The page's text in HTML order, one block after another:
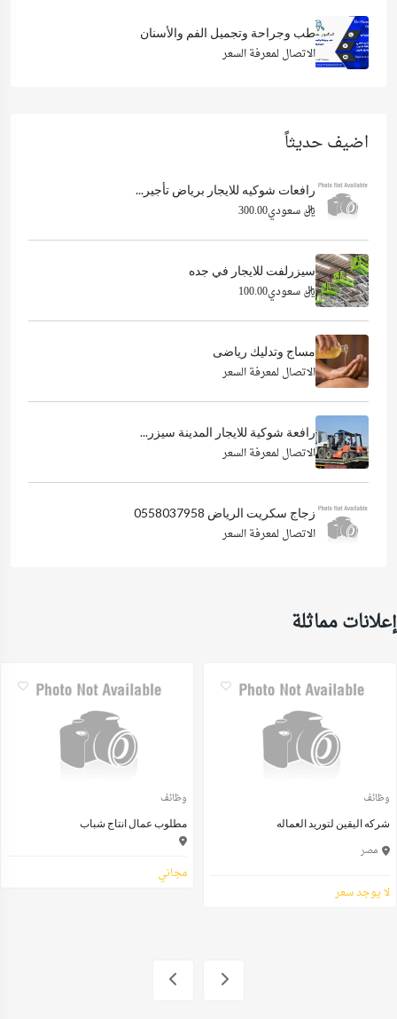
طب وجراحة وتجميل الفم والأسنان
الاتصال لمعرفة السعر
اضيف حديثاً
رافعات شوكيه للايجار برياض تأجير...
ريال سعودي300.00
سيزرلفت للايجار في جده
ريال سعودي100.00
مساج وتدليك رياضى
الاتصال لمعرفة السعر
رافعة شوكية للايجار المدينة سيزر...
الاتصال لمعرفة السعر
زجاج سكريت الرياض 0558037958
الاتصال لمعرفة السعر
إعلانات مماثلة
وظائف
شركه اليقين لتوريد العماله
مصر
لا يوجد سعر
وظائف
مطلوب عمال انتاج شباب
مجاني